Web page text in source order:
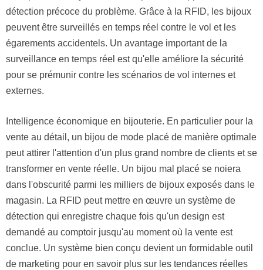
détection précoce du problème. Grâce à la RFID, les bijoux
peuvent être surveillés en temps réel contre le vol et les
égarements accidentels. Un avantage important de la
surveillance en temps réel est qu'elle améliore la sécurité
pour se prémunir contre les scénarios de vol internes et
externes.
Intelligence économique en bijouterie. En particulier pour la
vente au détail, un bijou de mode placé de manière optimale
peut attirer l'attention d'un plus grand nombre de clients et se
transformer en vente réelle. Un bijou mal placé se noiera
dans l'obscurité parmi les milliers de bijoux exposés dans le
magasin. La RFID peut mettre en œuvre un système de
détection qui enregistre chaque fois qu'un design est
demandé au comptoir jusqu'au moment où la vente est
conclue. Un système bien conçu devient un formidable outil
de marketing pour en savoir plus sur les tendances réelles